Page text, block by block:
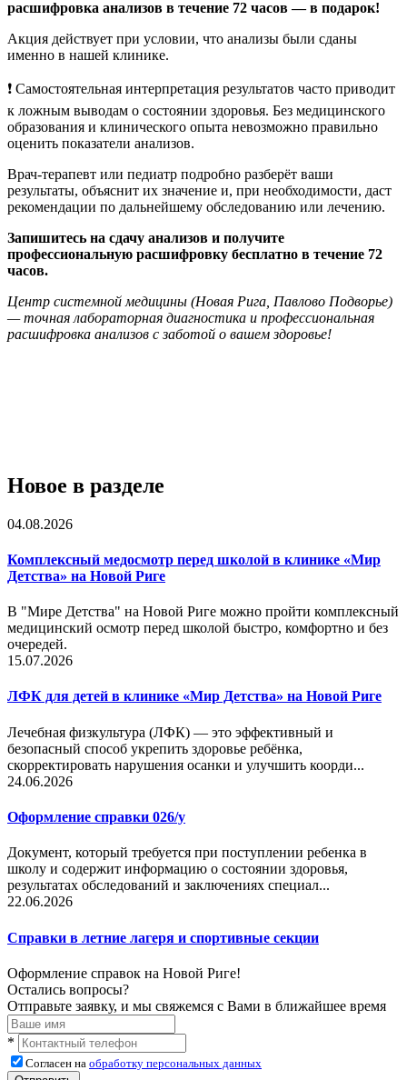
расшифровка анализов в течение 72 часов — в подарок!
Акция действует при условии, что анализы были сданы
именно в нашей клинике.
❗ Самостоятельная интерпретация результатов часто приводит
к ложным выводам о состоянии здоровья. Без медицинского
образования и клинического опыта невозможно правильно
оценить показатели анализов.
Врач-терапевт или педиатр подробно разберёт ваши
результаты, объяснит их значение и, при необходимости, даст
рекомендации по дальнейшему обследованию или лечению.
Запишитесь на сдачу анализов и получите
профессиональную расшифровку бесплатно в течение 72
часов.
Центр системной медицины (Новая Рига, Павлово Подворье)
— точная лабораторная диагностика и профессиональная
расшифровка анализов с заботой о вашем здоровье!
Новое в разделе
04.08.2026
Комплексный медосмотр перед школой в клинике «Мир
Детства» на Новой Риге
В "Мире Детства" на Новой Риге можно пройти комплексный
медицинский осмотр перед школой быстро, комфортно и без
очередей.
15.07.2026
ЛФК для детей в клинике «Мир Детства» на Новой Риге
Лечебная физкультура (ЛФК) — это эффективный и
безопасный способ укрепить здоровье ребёнка,
скорректировать нарушения осанки и улучшить коорди...
24.06.2026
Оформление справки 026/у
Документ, который требуется при поступлении ребенка в
школу и содержит информацию о состоянии здоровья,
результатах обследований и заключениях специал...
22.06.2026
Справки в летние лагеря и спортивные секции
Оформление справок на Новой Риге!
Остались вопросы?
Отправьте заявку, и мы свяжемся с Вами в ближайшее время
*
Согласен на обработку персональных данных